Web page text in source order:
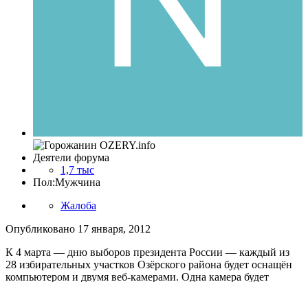
Деятели форума
1,7 тыс
Пол:Мужчина
Жалоба
Опубликовано 17 января, 2012
К 4 марта — дню выборов президента России — каждый из
28 избирательных участков Озёрского района будет оснащён
компьютером и двумя веб-камерами. Одна камера будет